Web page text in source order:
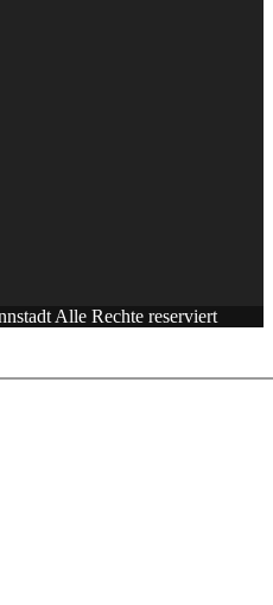
Alle Rechte reserviert